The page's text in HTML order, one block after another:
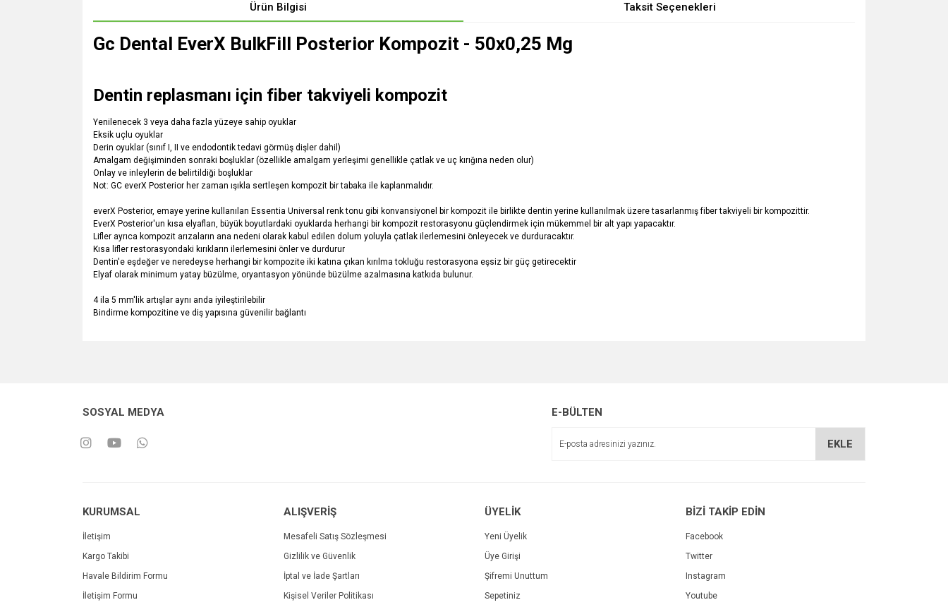
Ürün Bilgisi Taksit Seçenekleri
Gc Dental EverX BulkFill Posterior Kompozit - 50x0,25 Mg
Dentin replasmanı için fiber takviyeli kompozit
Yenilenecek 3 veya daha fazla yüzeye sahip oyuklar
Eksik uçlu oyuklar
Derin oyuklar (sınıf I, II ve endodontik tedavi görmüş dişler dahil)
Amalgam değişiminden sonraki boşluklar (özellikle amalgam yerleşimi genellikle çatlak ve uç kırığına neden olur)
Onlay ve inleylerin de belirtildiği boşluklar
Not: GC everX Posterior her zaman ışıkla sertleşen kompozit bir tabaka ile kaplanmalıdır.
everX Posterior, emaye yerine kullanılan Essentia Universal renk tonu gibi konvansiyonel bir kompozit ile birlikte dentin yerine kullanılmak üzere tasarlanmış fiber takviyeli bir kompozittir.
EverX Posterior'un kısa elyafları, büyük boyutlardaki oyuklarda herhangi bir kompozit restorasyonu güçlendirmek için mükemmel bir alt yapı yapacaktır.
Lifler ayrıca kompozit arızaların ana nedeni olarak kabul edilen dolum yoluyla çatlak ilerlemesini önleyecek ve durduracaktır.
Kısa lifler restorasyondaki kırıkların ilerlemesini önler ve durdurur
Dentin'e eşdeğer ve neredeyse herhangi bir kompozite iki katına çıkan kırılma tokluğu restorasyona eşsiz bir güç getirecektir
Elyaf olarak minimum yatay büzülme, oryantasyon yönünde büzülme azalmasına katkıda bulunur.
4 ila 5 mm'lik artışlar aynı anda iyileştirilebilir
Bindirme kompozitine ve diş yapısına güvenilir bağlantı
SOSYAL MEDYA E-BÜLTEN
EKLE
KURUMSAL
İletişim
Kargo Takibi
Havale Bildirim Formu
İletişim Formu
ALIŞVERİŞ
Mesafeli Satış Sözleşmesi
Gizlilik ve Güvenlik
İptal ve İade Şartları
Kişisel Veriler Politikası
ÜYELİK
Yeni Üyelik
Üye Girişi
Şifremi Unuttum
Sepetiniz
BİZİ TAKİP EDİN
Facebook
Twitter
Instagram
Youtube